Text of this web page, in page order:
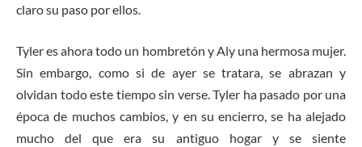
claro su paso por ellos.
Tyler es ahora todo un hombretón y Aly una hermosa mujer.
Sin embargo, como si de ayer se tratara, se abrazan y
olvidan todo este tiempo sin verse. Tyler ha pasado por una
época de muchos cambios, y en su encierro, se ha alejado
mucho del que era su antiguo hogar y se siente